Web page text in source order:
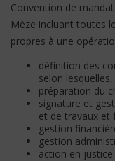
Convention de
Mèze incluant toutes
propres à une
définition des
selon
préparation du
signature et
et de travaux et
gestion
gestion
action en justice